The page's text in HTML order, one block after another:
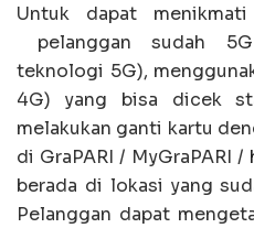
Untuk dapat
pelanggan sudah
teknologi 5G),
4G) yang bisa dicek
melakukan ganti kartu
di GraPARI / MyGraPARI /
berada di lokasi yang
Pelanggan dapat